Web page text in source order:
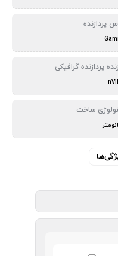
پردازنده
پردازنده گرافیکی
ساخت